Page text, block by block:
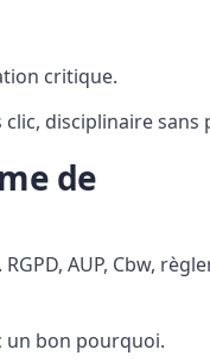
critique.
disciplinaire sans
de
AUP, Cbw,
un bon pourquoi.